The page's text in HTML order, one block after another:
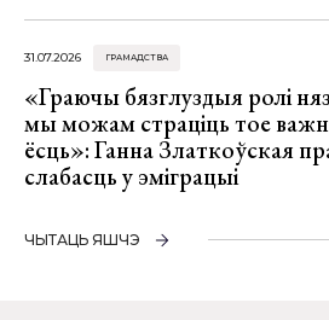
31.07.2026 ГРАМАДСТВА
«Граючы бязглуздыя ролі
мы можам страціць тое
ёсць»: Ганна Златкоўская
слабасць у эміграцыі
ЧЫТАЦЬ ЯШЧЭ